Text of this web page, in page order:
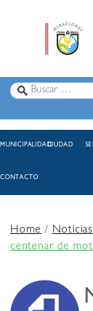
MUNICIPALIDADCIUDAD
CONTACTO
Home/Noticias
centenar de